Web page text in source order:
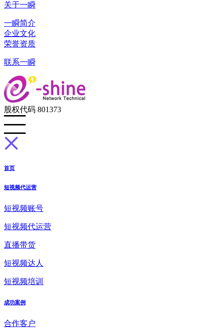
关于一瞬
一瞬简介
企业文化
荣誉资质
联系一瞬
股权代码 801373
首页
短视频代运营
短视频账号
短视频代运营
直播带货
短视频达人
短视频培训
成功案例
合作客户